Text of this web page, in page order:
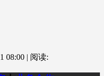
08:00 | 阅读: